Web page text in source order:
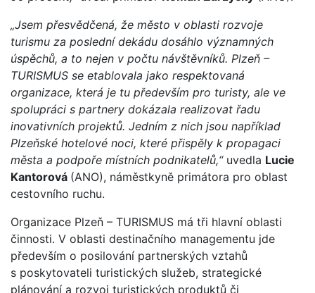
„Jsem přesvědčená, že město v oblasti rozvoje
turismu za poslední dekádu dosáhlo významných
úspěchů, a to nejen v počtu návštěvníků. Plzeň –
TURISMUS se etablovala jako respektovaná
organizace, která je tu především pro turisty, ale ve
spolupráci s partnery dokázala realizovat řadu
inovativních projektů. Jedním z nich jsou například
Plzeňské hotelové noci, které přispěly k propagaci
města a podpoře místních podnikatelů,“uvedla Lucie
Kantorová (ANO), náměstkyně primátora pro oblast
cestovního ruchu.
Organizace Plzeň – TURISMUS má tři hlavní oblasti
činnosti. V oblasti destinačního managementu jde
především o posilování partnerských vztahů
s poskytovateli turistických služeb, strategické
plánování a rozvoj turistických produktů či